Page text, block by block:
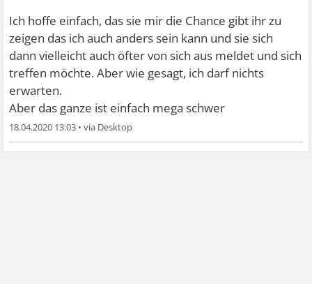
Ich hoffe einfach, das sie mir die Chance gibt ihr zu
zeigen das ich auch anders sein kann und sie sich
dann vielleicht auch öfter von sich aus meldet und sich
treffen möchte. Aber wie gesagt, ich darf nichts
erwarten.
Aber das ganze ist einfach mega schwer
18.04.2020 13:03 •